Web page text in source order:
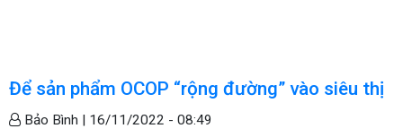
Để sản phẩm OCOP “rộng đường” vào siêu thị
Bảo Bình | 16/11/2022 - 08:49